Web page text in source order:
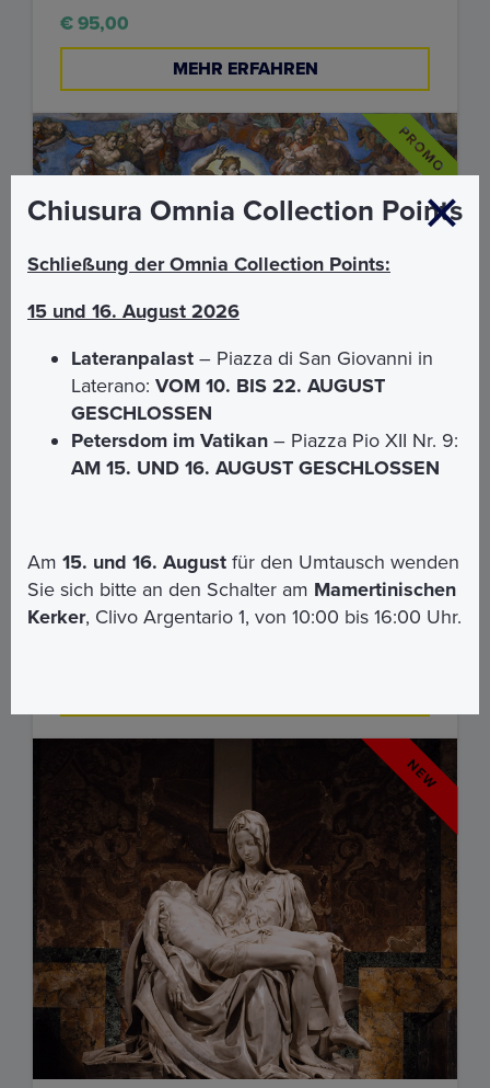
€ 95,00
MEHR ERFAHREN
Kunst im Wandel der Jahrhunderte: Entdecken Sie die
Vatikanischen Museen und das Mamertine-Gefängnis
mit nur einem Ticket!
Chiusura Omnia Collection Points
Schließung der Omnia Collection Points:
15 und 16. August 2026
Lateranpalast – Piazza di San Giovanni in
Laterano:VOM 10. BIS 22. AUGUST
GESCHLOSSEN
Petersdom im Vatikan – Piazza Pio XII Nr. 9:
AM 15. UND 16. AUGUST GESCHLOSSEN
Am15. und 16. Augustfür den Umtausch wenden
Sie sich bitte an den Schalter am Mamertinischen
Kerker, Clivo Argentario 1, von 10:00 bis 16:00 Uhr.